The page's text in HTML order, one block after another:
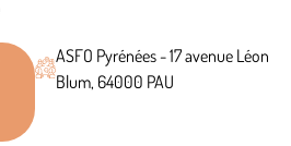
ASFO Pyrénées - 17 avenue Léon
Blum, 64000 PAU